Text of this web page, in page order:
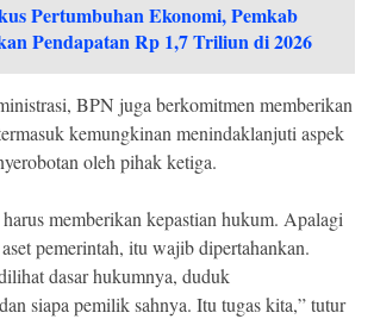
Pertumbuhan Ekonomi, Pemkab
Pendapatan Rp 1,7 Triliun di 2026
BPN juga berkomitmen memberikan
kemungkinan menindaklanjuti aspek
oleh pihak ketiga.
memberikan kepastian hukum. Apalagi
pemerintah, itu wajib dipertahankan.
dasar hukumnya, duduk
siapa pemilik sahnya. Itu tugas kita,” tutur